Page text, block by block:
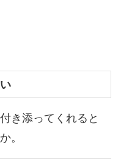
き添ってくれると
。